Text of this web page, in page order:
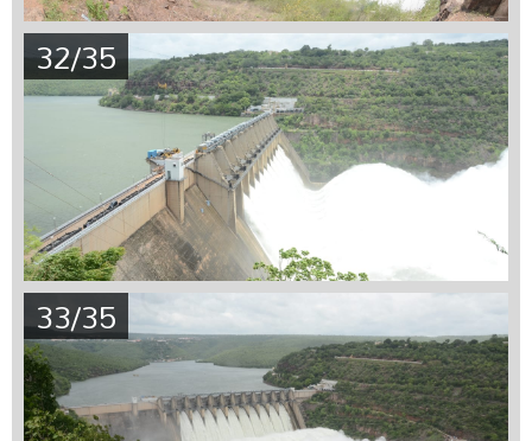
32/35
33/35